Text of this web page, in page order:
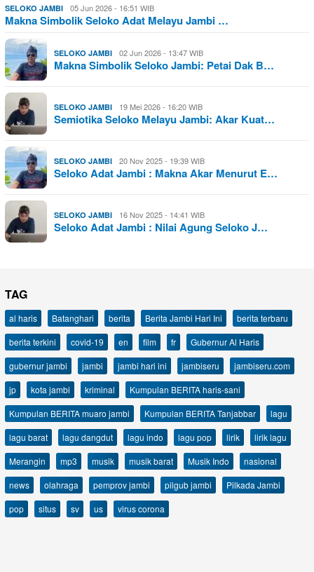
SELOKO JAMBI 05 Jun 2026 - 16:51 WIB
Makna Simbolik Seloko Adat Melayu Jambi …
SELOKO JAMBI 02 Jun 2026 - 13:47 WIB
Makna Simbolik Seloko Jambi: Petai Dak B…
SELOKO JAMBI 19 Mei 2026 - 16:20 WIB
Semiotika Seloko Melayu Jambi: Akar Kuat…
SELOKO JAMBI 20 Nov 2025 - 19:39 WIB
Seloko Adat Jambi : Makna Akar Menurut E…
SELOKO JAMBI 16 Nov 2025 - 14:41 WIB
Seloko Adat Jambi : Nilai Agung Seloko J…
TAG
al haris Batanghari berita Berita Jambi Hari Ini
berita terbaru
berita terkini
covid-19 en film fr
Gubernur Al Haris
gubernur jambi
jambi jambi hari ini jambiseru
jambiseru.com
jp
kota jambi kriminal
Kumpulan BERITA haris-sani
Kumpulan BERITA muaro jambi
Kumpulan BERITA Tanjabbar
lagu
lagu barat
lagu dangdut lagu indo lagu pop lirik
lirik lagu
Merangin
mp3 musik musik barat Musik Indo
nasional
news
olahraga pemprov jambi pilgub jambi
Pilkada Jambi
pop
situs sv us virus corona